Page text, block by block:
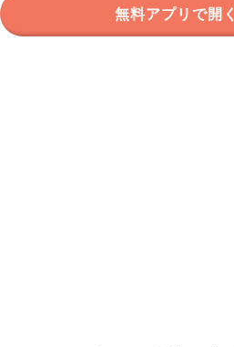
無料アプリで開く